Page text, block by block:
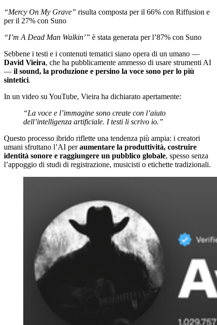
“Mercy On My Grave” risulta composta per il 66% con Riffusion e
per il 27% con Suno
“I’m A Dead Man Walkin’” è stata generata per l’87% con Suno
Sebbene i testi e i contenuti tematici siano opera di un umano —
David Vieira, che ha pubblicamente ammesso di usare strumenti AI
— il sound, la produzione e persino la voce sono per lo più
sintetici.
In un video su YouTube, Vieira ha dichiarato apertamente:
“La voce e l’immagine sono create con l’aiuto
dell’intelligenza artificiale. I testi li scrivo io.”
Questo processo ibrido riflette una tendenza più ampia: i creatori
umani sfruttano l’AI peraumentare la produttività, costruire
identità sonore e raggiungere un pubblico globale, spesso senza
l’appoggio di studi di registrazione, musicisti o etichette tradizionali.